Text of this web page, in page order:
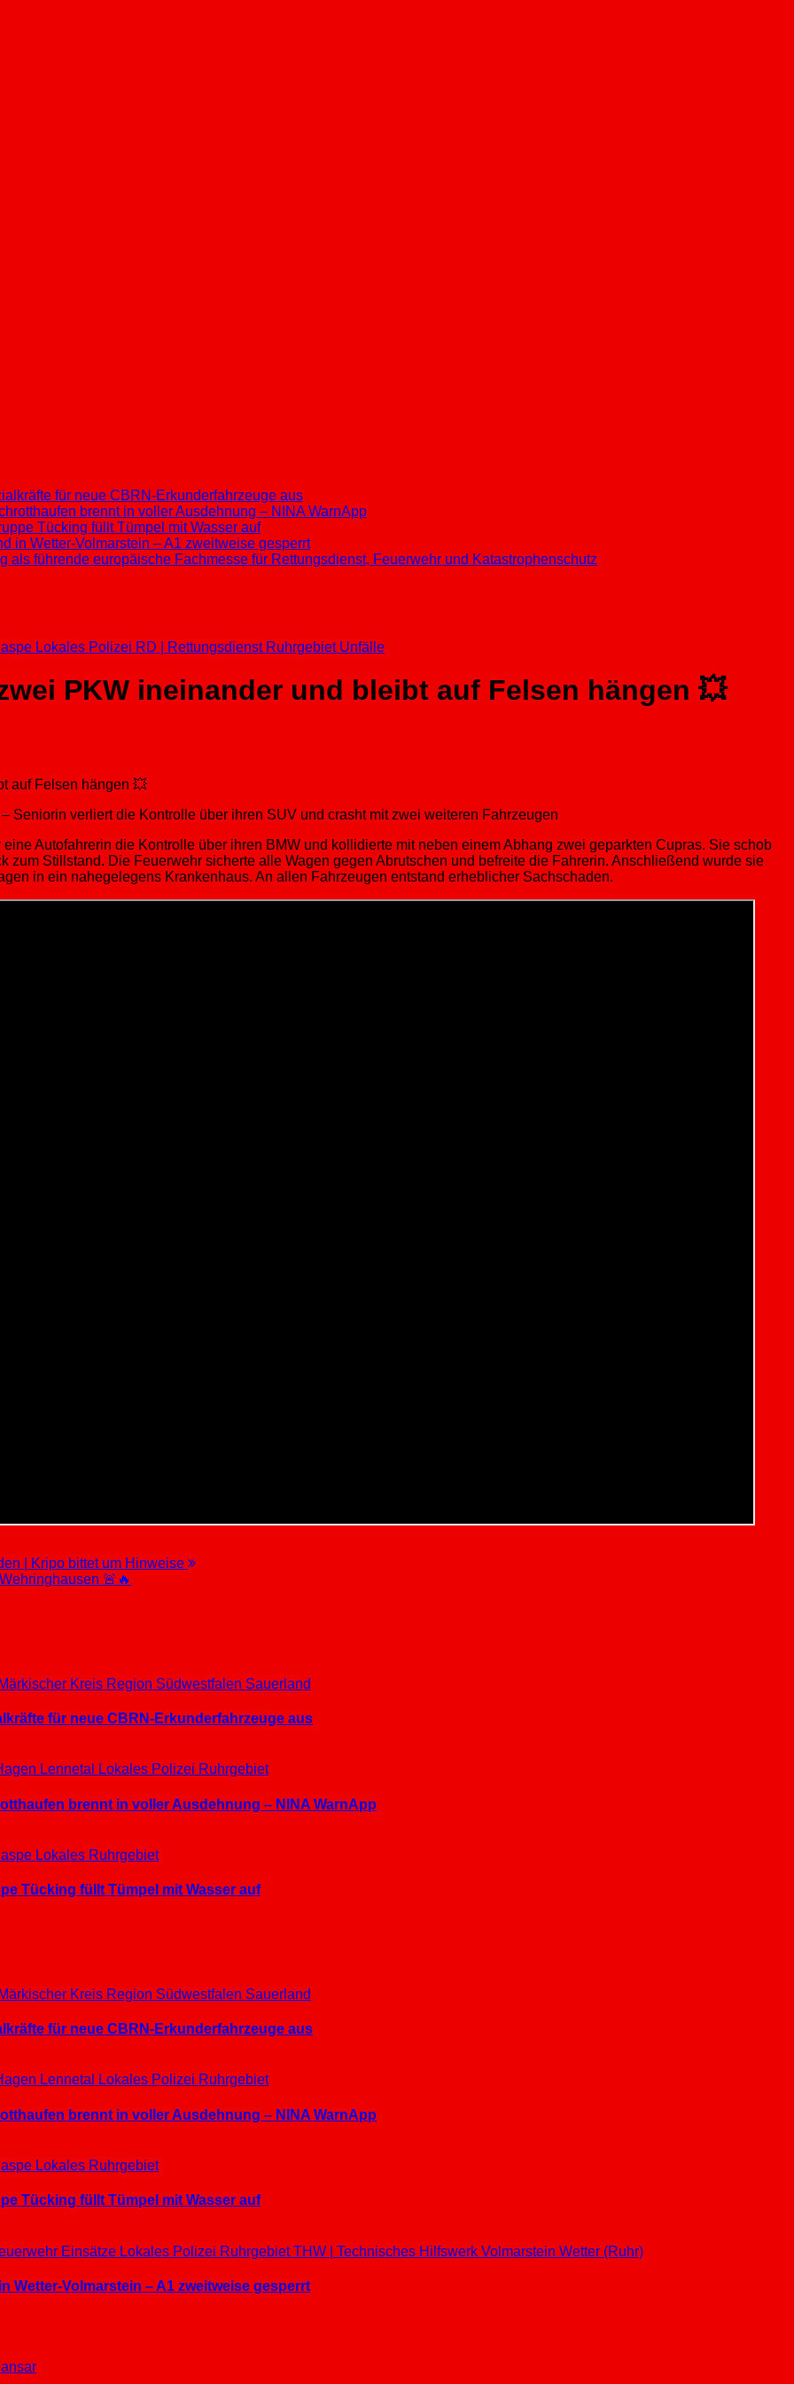
für neue CBRN-Erkunderfahrzeuge aus
brennt in voller Ausdehnung – NINA WarnApp
Tücking füllt Tümpel mit Wasser auf
in Wetter-Volmarstein – A1 zweitweise gesperrt
als führende europäische Fachmesse für Rettungsdienst, Feuerwehr und Katastrophenschutz
Lokales Polizei RD | Rettungsdienst Ruhrgebiet Unfälle
PKW ineinander und bleibt auf Felsen hängen 💥
Seniorin verliert die Kontrolle über ihren SUV und crasht mit zwei weiteren Fahrzeugen
Autofahrerin die Kontrolle über ihren BMW und kollidierte mit neben einem Abhang zwei geparkten Cupras. Sie schob
zum Stillstand. Die Feuerwehr sicherte alle Wagen gegen Abrutschen und befreite die Fahrerin. Anschließend wurde sie
in ein nahegelegens Krankenhaus. An allen Fahrzeugen entstand erheblicher Sachschaden.
| Kripo bittet um Hinweise
🚨🔥
Märkischer Kreis Region Südwestfalen Sauerland
für neue CBRN-Erkunderfahrzeuge aus
Lennetal Lokales Polizei Ruhrgebiet
brennt in voller Ausdehnung – NINA WarnApp
Lokales Ruhrgebiet
Tücking füllt Tümpel mit Wasser auf
Märkischer Kreis Region Südwestfalen Sauerland
für neue CBRN-Erkunderfahrzeuge aus
Lennetal Lokales Polizei Ruhrgebiet
brennt in voller Ausdehnung – NINA WarnApp
Lokales Ruhrgebiet
Tücking füllt Tümpel mit Wasser auf
Einsätze Lokales Polizei RuhrgebietTHW | Technisches Hilfswerk Volmarstein Wetter (Ruhr)
Wetter-Volmarstein – A1 zweitweise gesperrt